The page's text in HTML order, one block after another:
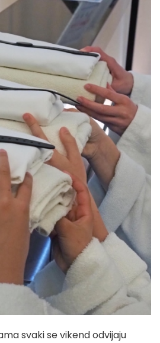
svaki se vikend odvijaju